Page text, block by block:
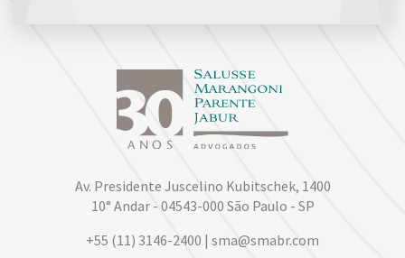
Av. Presidente Juscelino Kubitschek, 1400
10° Andar - 04543-000 São Paulo - SP
+55 (11) 3146-2400 | sma@smabr.com